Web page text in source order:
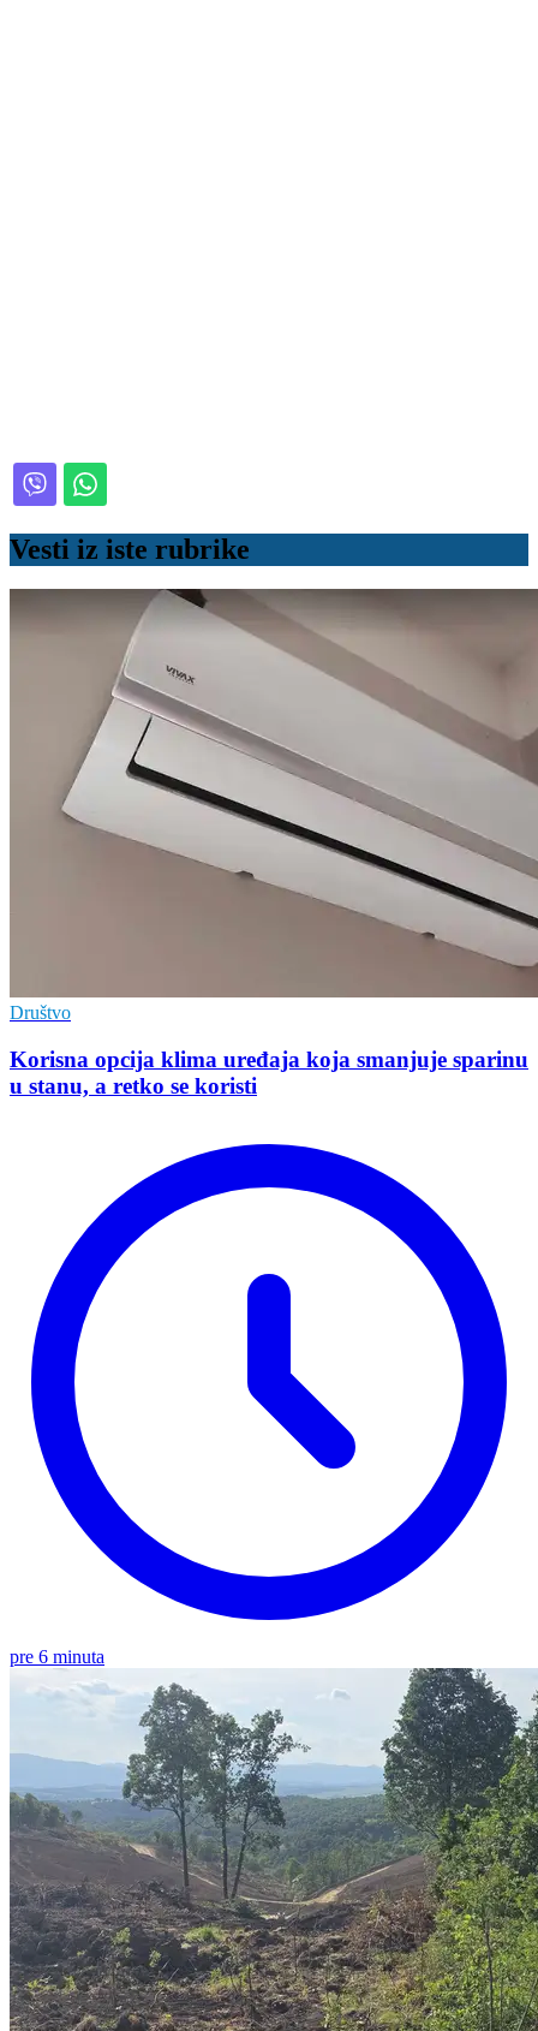
Vesti iz iste rubrike
Društvo
Korisna opcija klima uređaja koja smanjuje sparinu
u stanu, a retko se koristi
pre 6 minuta